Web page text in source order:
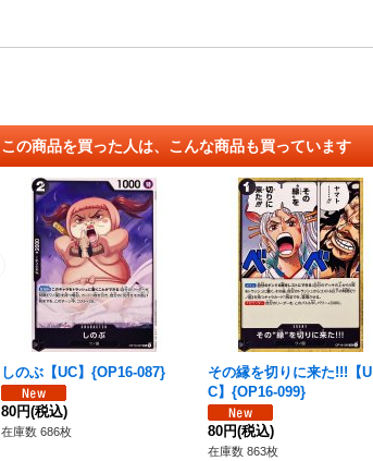
この商品を買った人は、こんな商品も買っています
しのぶ【UC】{OP16-087}
80円(税込)
在庫数 686枚
その縁を切りに来た!!!【U
C】{OP16-099}
80円(税込)
在庫数 863枚